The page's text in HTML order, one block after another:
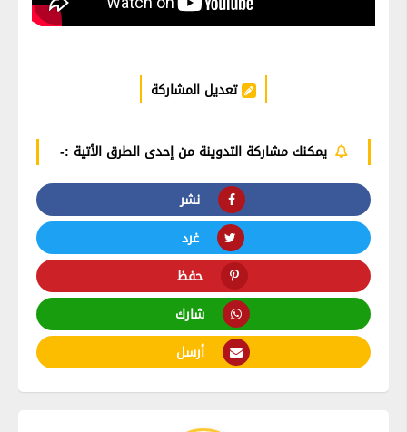
تعديل المشاركة
يمكنك مشاركة التدوينة من إحدى الطرق الأتية :-
نشر
غرد
حفظ
شارك
أرسل